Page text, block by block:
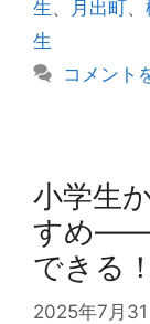
リ
生 、 月出町、
生
コメント
小学生
すめ――
できる！
2025年7月31